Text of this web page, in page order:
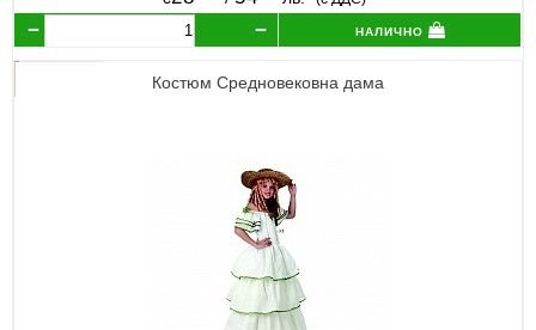
налично
Костюм Средновековна дама